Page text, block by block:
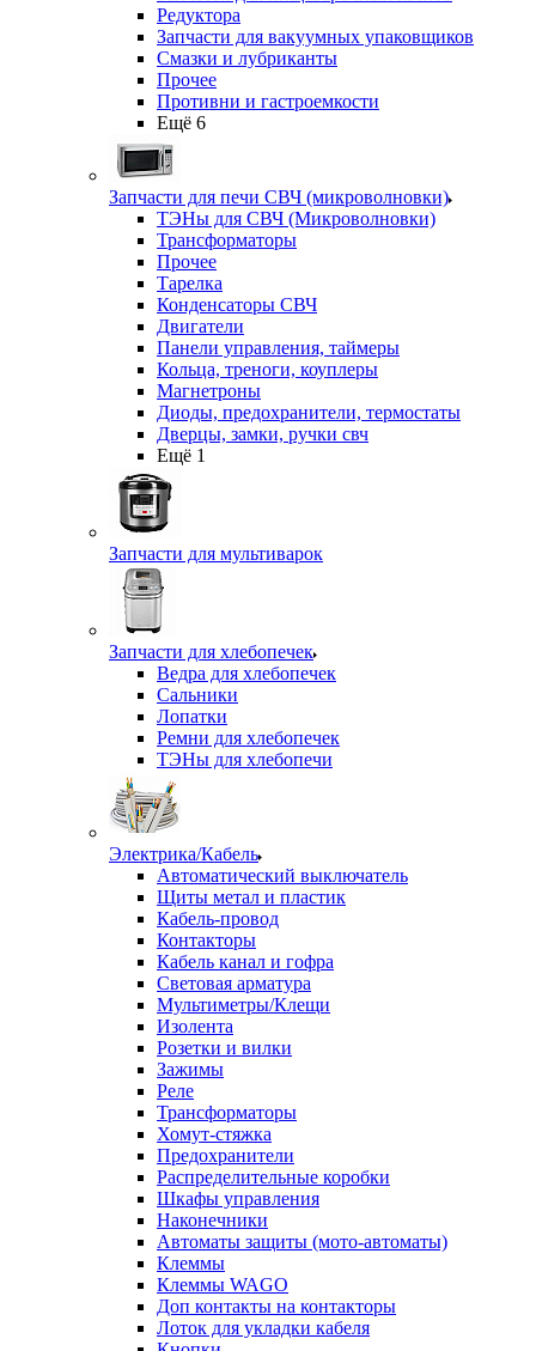
Редуктора
Запчасти для вакуумных упаковщиков
Смазки и лубриканты
Прочее
Противни и гастроемкости
Ещё 6
Запчасти для печи СВЧ (микроволновки)
ТЭНы для СВЧ (Микроволновки)
Трансформаторы
Прочее
Тарелка
Конденсаторы СВЧ
Двигатели
Панели управления, таймеры
Кольца, треноги, коуплеры
Магнетроны
Диоды, предохранители, термостаты
Дверцы, замки, ручки свч
Ещё 1
Запчасти для мультиварок
Запчасти для хлебопечек
Ведра для хлебопечек
Сальники
Лопатки
Ремни для хлебопечек
ТЭНы для хлебопечи
Электрика/Кабель
Автоматический выключатель
Щиты метал и пластик
Кабель-провод
Контакторы
Кабель канал и гофра
Световая арматура
Мультиметры/Клещи
Изолента
Розетки и вилки
Зажимы
Реле
Трансформаторы
Хомут-стяжка
Предохранители
Распределительные коробки
Шкафы управления
Наконечники
Автоматы защиты (мото-автоматы)
Клеммы
Клеммы WAGO
Доп контакты на контакторы
Лоток для укладки кабеля